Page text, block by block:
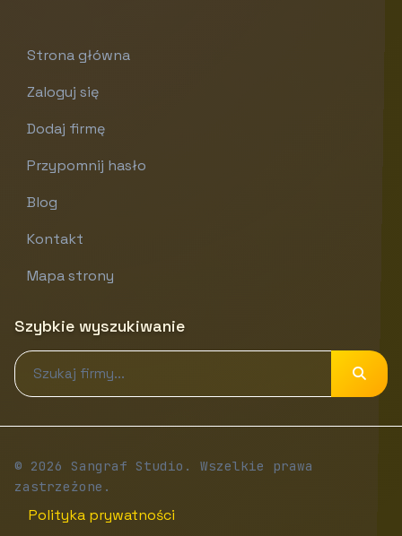
Strona główna
Zaloguj się
Dodaj firmę
Przypomnij hasło
Blog
Kontakt
Mapa strony
Szybkie wyszukiwanie
© 2026 Sangraf Studio. Wszelkie prawa
zastrzeżone.
Polityka prywatności